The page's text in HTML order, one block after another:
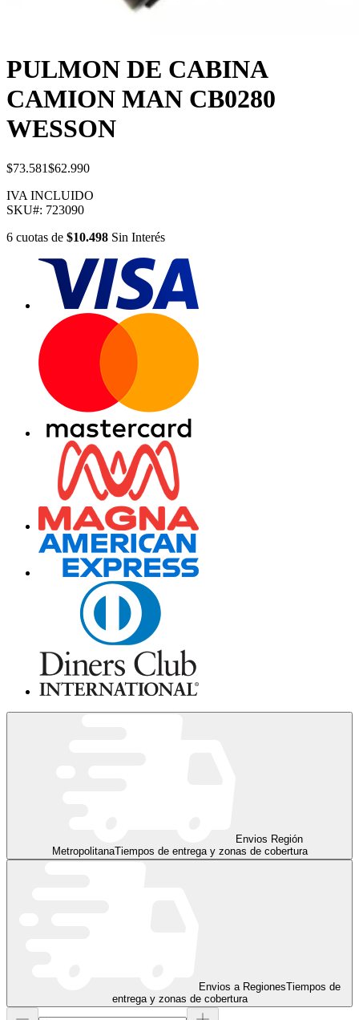
PULMON DE CABINA
CAMION MAN CB0280
WESSON
$73.581$62.990
IVA INCLUIDO
SKU#: 723090
6 cuotas de $10.498 Sin Interés
Envios Región
MetropolitanaTiempos de entrega y zonas de cobertura
Envios a RegionesTiempos de
entrega y zonas de cobertura